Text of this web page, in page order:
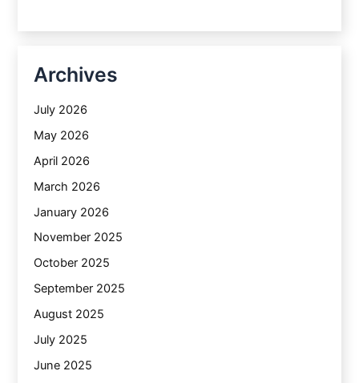
Archives
July 2026
May 2026
April 2026
March 2026
January 2026
November 2025
October 2025
September 2025
August 2025
July 2025
June 2025